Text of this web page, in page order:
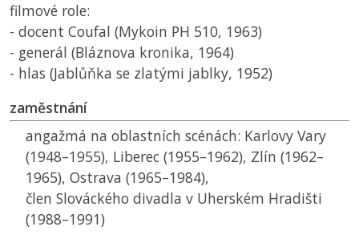
filmové role:
- docent Coufal (Mykoin PH 510, 1963)
- generál (Bláznova kronika, 1964)
- hlas (Jablůňka se zlatými jablky, 1952)
zaměstnání
angažmá na oblastních scénách: Karlovy Vary
(1948–1955), Liberec (1955–1962), Zlín (1962–
1965), Ostrava (1965–1984),
člen Slováckého divadla v Uherském Hradišti
(1988–1991)